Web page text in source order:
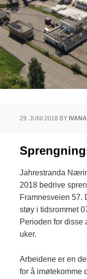
29. JUNI 2018 BY
Jahrestranda
2018 bedrive
Framnesveien 57.
støy i tidsrommet
Perioden for disse
uker.
Arbeidene er en
for å imøtekomme